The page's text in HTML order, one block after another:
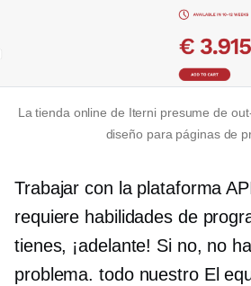
La tienda online de Iterni presume de
diseño para páginas de
Trabajar con la plataforma
requiere habilidades de
tienes, ¡adelante! Si no, no
problema.todo nuestroEl